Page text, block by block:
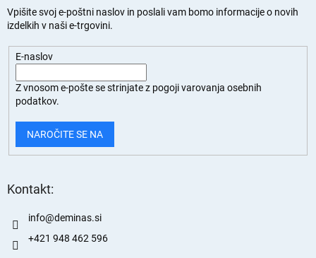
Vpišite svoj e-poštni naslov in poslali vam bomo informacije o novih
izdelkih v naši e-trgovini.
E-naslov
Z vnosom e-pošte se strinjate z pogoji varovanja osebnih
podatkov.
NAROČITE SE NA
Kontakt:
info@deminas.si
+421 948 462 596